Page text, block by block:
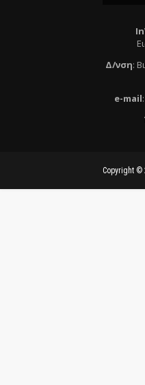
Δ/νση:
e-mail:
Copyright ©